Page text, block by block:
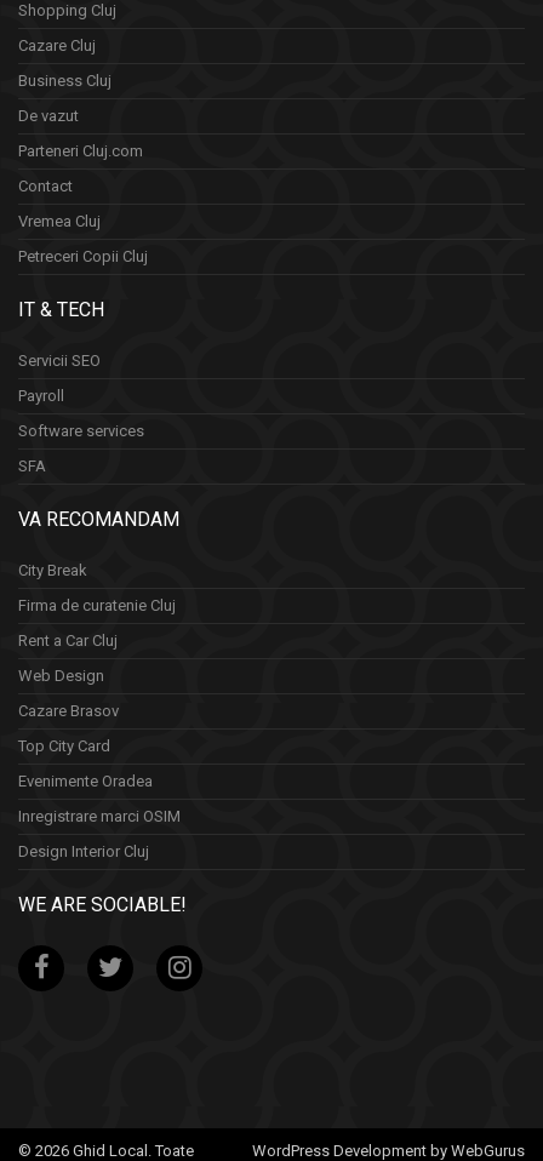
Shopping Cluj
Cazare Cluj
Business Cluj
De vazut
Parteneri Cluj.com
Contact
Vremea Cluj
Petreceri Copii Cluj
IT & TECH
Servicii SEO
Payroll
Software services
SFA
VA RECOMANDAM
City Break
Firma de curatenie Cluj
Rent a Car Cluj
Web Design
Cazare Brasov
Top City Card
Evenimente Oradea
Inregistrare marci OSIM
Design Interior Cluj
WE ARE SOCIABLE!
WordPress Development by WebGurus
© 2026 Ghid Local. Toate